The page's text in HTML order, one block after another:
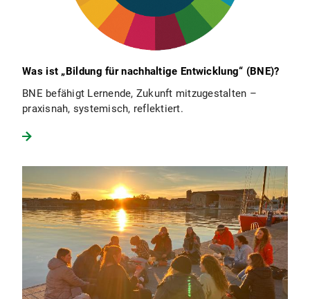
Was ist „Bildung für nachhaltige Entwicklung“ (BNE)?
BNE befähigt Lernende, Zukunft mitzugestalten –
praxisnah, systemisch, reflektiert.